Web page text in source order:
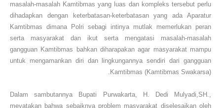
masalah-masalah Kamtibmas yang luas dan kompleks tersebut perlu
dihadapkan dengan keterbatasan-keterbatasan yang ada Aparatur
Kamtibmas dimana Polri sebagi intinya mutlak memerlukan peran
serta masyarakat dan ikut serta mengatasi masalah-masalah
gangguan Kamtibmas bahkan diharapakan agar masyarakat mampu
untuk mengamankan diri dan lingkungannya sendiri dari gangguan
Kamtibmas (Kamtibmas Swakarsa).
Dalam sambutannya Bupati Purwakarta, H. Dedi Mulyadi,SH.,
meyatakan bahwa sebaiknya problem masyarakat diselesaikan oleh